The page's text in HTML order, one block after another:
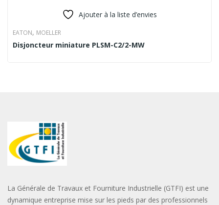
Ajouter à la liste d’envies
EATON, MOELLER
Disjoncteur miniature PLSM-C2/2-MW
La Générale de Travaux et Fourniture Industrielle (GTFI) est une
dynamique entreprise mise sur les pieds par des professionnels